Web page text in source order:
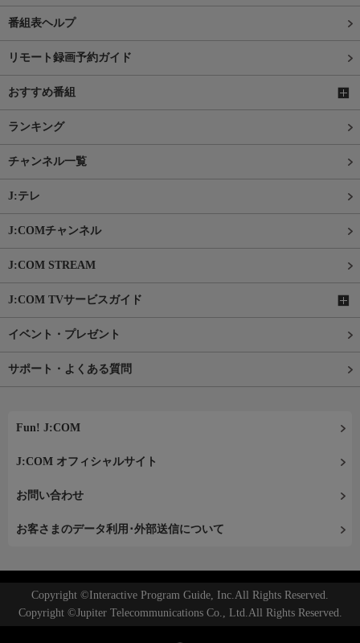
番組表ヘルプ
リモート録画予約ガイド
おすすめ番組
ランキング
チャンネル一覧
J:テレ
J:COMチャンネル
J:COM STREAM
J:COM TVサービスガイド
イベント・プレゼント
サポート・よくある質問
Fun! J:COM
J:COM オフィシャルサイト
お問い合わせ
お客さまのデータ利用･外部送信について
Copyright ©Interactive Program Guide, Inc.All Rights Reserved.
Copyright ©Jupiter Telecommunications Co., Ltd.All Rights Reserved.